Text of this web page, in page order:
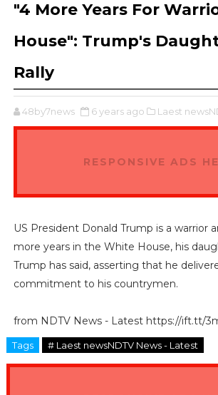
"4 More Years For
House": Trump's
Rally
48by7news 6 years ago Laest
RESPONSIVE ADS
US President Donald Trump is a warrior
more years in the White House, his
Trump has said, asserting that he
commitment to his countrymen.
from NDTV News - Latest https://ift.tt/
Tags # Laest newsNDTV News - Latest